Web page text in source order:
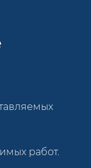
работ.